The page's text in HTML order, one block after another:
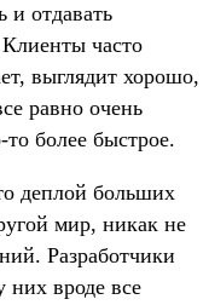
и отдавать
часто
выглядит хорошо,
равно очень
более быстрое.
деплой больших
мир, никак не
Разработчики
них вроде все